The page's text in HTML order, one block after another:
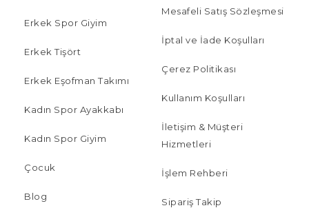
Erkek Spor Giyim
Erkek Tişört
Erkek Eşofman Takımı
Kadın Spor Ayakkabı
Kadın Spor Giyim
Çocuk
Blog
Mesafeli Satış Sözleşmesi
İptal ve İade Koşulları
Çerez Politikası
Kullanım Koşulları
İletişim & Müşteri
Hizmetleri
İşlem Rehberi
Sipariş Takip